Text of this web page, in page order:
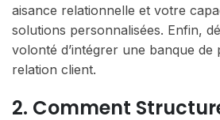
aisance relationnelle et votre
solutions personnalisées. Enfin,
volonté d’intégrer une banque de
relation client.
2. Comment